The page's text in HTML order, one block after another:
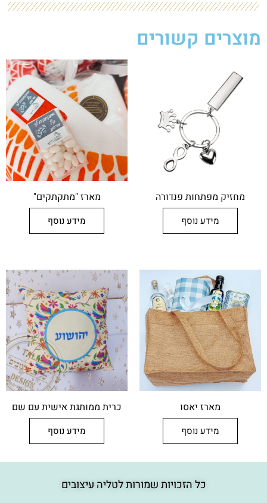
מוצרים קשורים
מחזיק מפתחות פנדורה
מידע נוסף
מארז "מתקתקים"
מידע נוסף
מארז יאסו
מידע נוסף
כרית ממותגת אישית עם שם
מידע נוסף
כל הזכויות שמורות לטליה עיצובים